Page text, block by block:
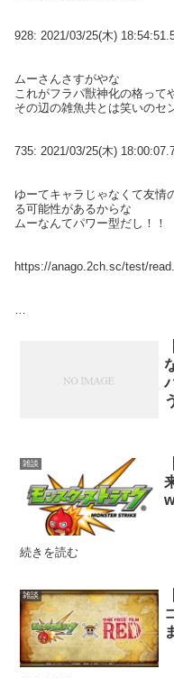
928: 2021/03/25(木)
ムーさんさすがやな
これがフラパ獣神化の格って
その辺の雑魚共とは笑いのセ
735: 2021/03/25(木)
ゆーてキャラじゃなくて友情
る可能性があるからな
ムーなんてパワー型だし！！
https://anago.2ch.sc/test/
雑談
続きを読む
雑談